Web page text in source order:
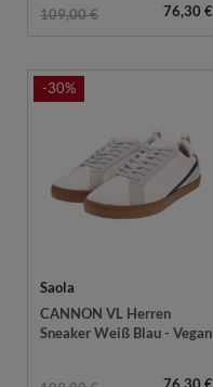
109,00 € 76,30 €
-30%
Saola
CANNON VL Herren
Sneaker Weiß Blau - Vegan